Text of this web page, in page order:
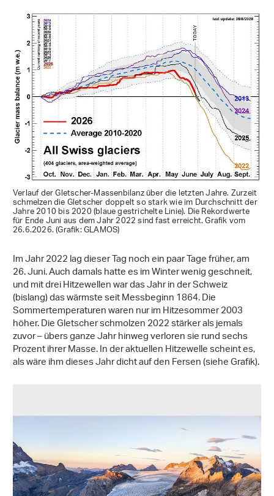
Verlauf der Gletscher-Massenbilanz über die letzten Jahre. Zurzeit
schmelzen die Gletscher doppelt so stark wie im Durchschnitt der
Jahre 2010 bis 2020 (blaue gestrichelte Linie). Die Rekordwerte
für Ende Juni aus dem Jahr 2022 sind fast erreicht. Grafik vom
26.6.2026. (Grafik: GLAMOS)
Im Jahr 2022 lag dieser Tag noch ein paar Tage früher, am
26. Juni. Auch damals hatte es im Winter wenig geschneit,
und mit drei Hitzewellen war das Jahr in der Schweiz
(bislang) das wärmste seit Messbeginn 1864. Die
Sommertemperaturen waren nur im Hitzesommer 2003
höher. Die Gletscher schmolzen 2022 stärker als jemals
zuvor – übers ganze Jahr hinweg verloren sie rund sechs
Prozent ihrer Masse. In der aktuellen Hitzewelle scheint es,
als wäre ihm dieses Jahr dicht auf den Fersen (siehe Grafik).